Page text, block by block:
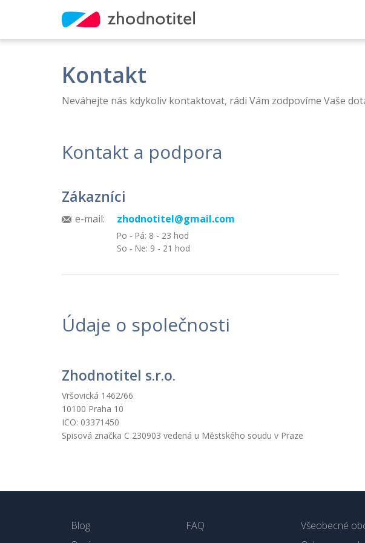
Kontakt
Neváhejte nás kdykoliv kontaktovat, rádi Vám zodpovíme Vaše
Kontakt a podpora
Zákazníci
e-mail: zhodnotitel@gmail.com
Po - Pá: 8 - 23 hod
So - Ne: 9 - 21 hod
Údaje o společnosti
Zhodnotitel s.r.o.
Vršovická 1462/66
10100 Praha 10
ICO: 03371450
Spisová značka C 230903 vedená u Městského soudu v Praze
Blog
FAQ
Všeobecné